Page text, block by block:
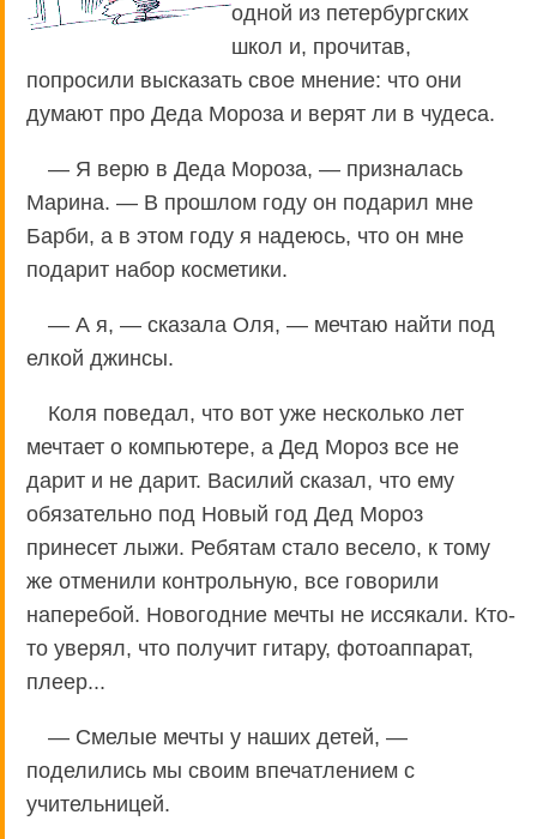
одной из петербургских
школ и, прочитав,
попросили высказать свое мнение: что они
думают про Деда Мороза и верят ли в чудеса.
— Я верю в Деда Мороза, — призналась
Марина. — В прошлом году он подарил мне
Барби, а в этом году я надеюсь, что он мне
подарит набор косметики.
— А я, — сказала Оля, — мечтаю найти под
елкой джинсы.
Коля поведал, что вот уже несколько лет
мечтает о компьютере, а Дед Мороз все не
дарит и не дарит. Василий сказал, что ему
обязательно под Новый год Дед Мороз
принесет лыжи. Ребятам стало весело, к тому
же отменили контрольную, все говорили
наперебой. Новогодние мечты не иссякали. Кто-
то уверял, что получит гитару, фотоаппарат,
плеер...
— Смелые мечты у наших детей, —
поделились мы своим впечатлением с
учительницей.